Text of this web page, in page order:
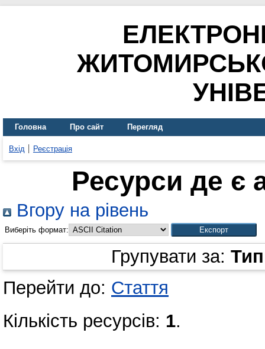
Головна Про сайт Перегляд
Вхід Реєстрація
Ресурси де є
Вгору на рівень
Виберіть формат:
Групувати за:
Перейти до: Стаття
Кількість ресурсів: 1.